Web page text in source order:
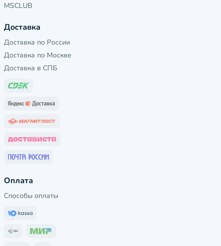
MSCLUB
Доставка
Доставка по России
Доставка по Москве
Доставка в СПБ
Оплата
Способы оплаты